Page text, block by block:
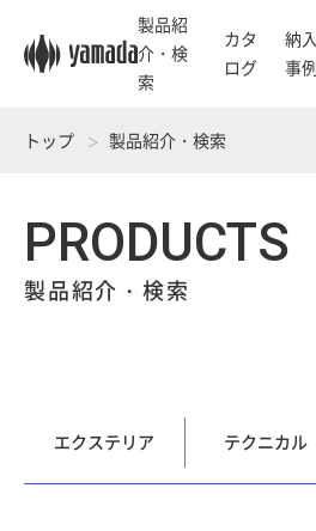
製品紹
介・検
索
カタ
ログ
納入
事例
トップ 製品紹介・検索
PRODUCTS
製品紹介・検索
エクステリア テクニカル